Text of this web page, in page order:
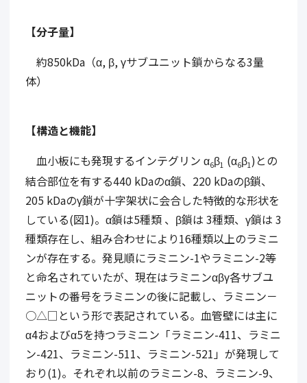
【分子量】
約850kDa（α, β, γサブユニット鎖からなる3量
体）
【構造と機能】
血小板にも発現するインテグリン α6β1 (α6β1)との
結合部位を有する440 kDaのα鎖、220 kDaのβ鎖、
205 kDaのγ鎖が十字架状に会合した特徴的な形状を
している(図1)。α鎖は5種類 、β鎖は 3種類、γ鎖は 3
種類存在し、組み合わせにより16種類以上のラミニ
ンが存在する。発見順にラミニン-1やラミニン-2等
と命名されていたが、現在はラミニンαβγ各サブユ
ニットの番号をラミニンの後に記載し、ラミニン－
○△□という形で表記されている。血管壁には主に
α4およびα5を持つラミニン「ラミニン-411、ラミニ
ン-421、ラミニン-511、ラミニン-521」が発現して
おり(1)。それぞれ以前のラミニン-8、ラミニン-9、